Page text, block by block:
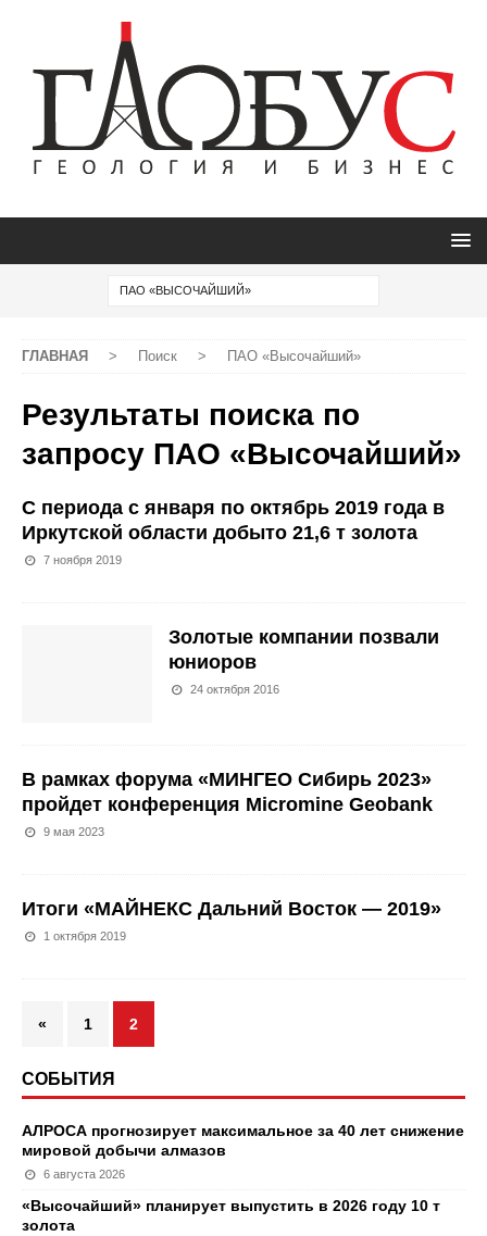
ГЛАВНАЯ > Поиск > ПАО «Высочайший»
Результаты поиска по
запросу ПАО «Высочайший»
С периода с января по октябрь 2019 года в
Иркутской области добыто 21,6 т золота
7 ноября 2019
Золотые компании позвали
юниоров
24 октября 2016
В рамках форума «МИНГЕО Сибирь 2023»
пройдет конференция Micromine Geobank
9 мая 2023
Итоги «МАЙНЕКС Дальний Восток — 2019»
1 октября 2019
« 1 2
СОБЫТИЯ
АЛРОСА прогнозирует максимальное за 40 лет снижение
мировой добычи алмазов
6 августа 2026
«Высочайший» планирует выпустить в 2026 году 10 т
золота